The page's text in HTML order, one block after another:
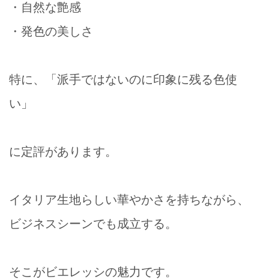
・自然な艶感
・発色の美しさ
特に、「派手ではないのに印象に残る色使
い」
に定評があります。
イタリア生地らしい華やかさを持ちながら、
ビジネスシーンでも成立する。
そこがビエレッシの魅力です。